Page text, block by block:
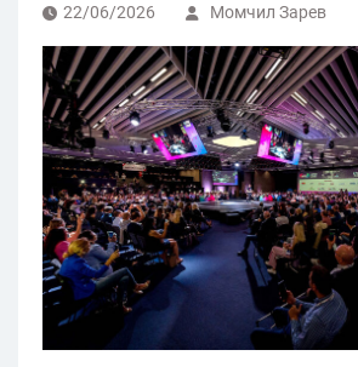
22/06/2026 Момчил Зарев